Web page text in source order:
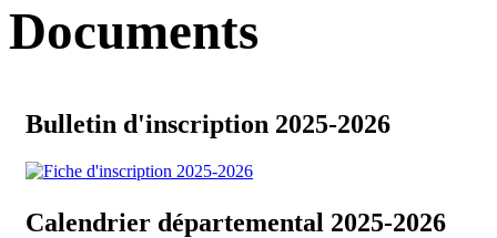
Documents
Bulletin d'inscription 2025-2026
Calendrier départemental 2025-2026